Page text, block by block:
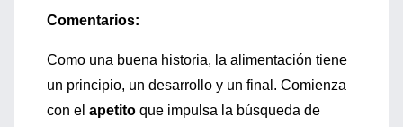
Comentarios:
Como una buena historia, la alimentación tiene
un principio, un desarrollo y un final. Comienza
con el apetito que impulsa la búsqueda de